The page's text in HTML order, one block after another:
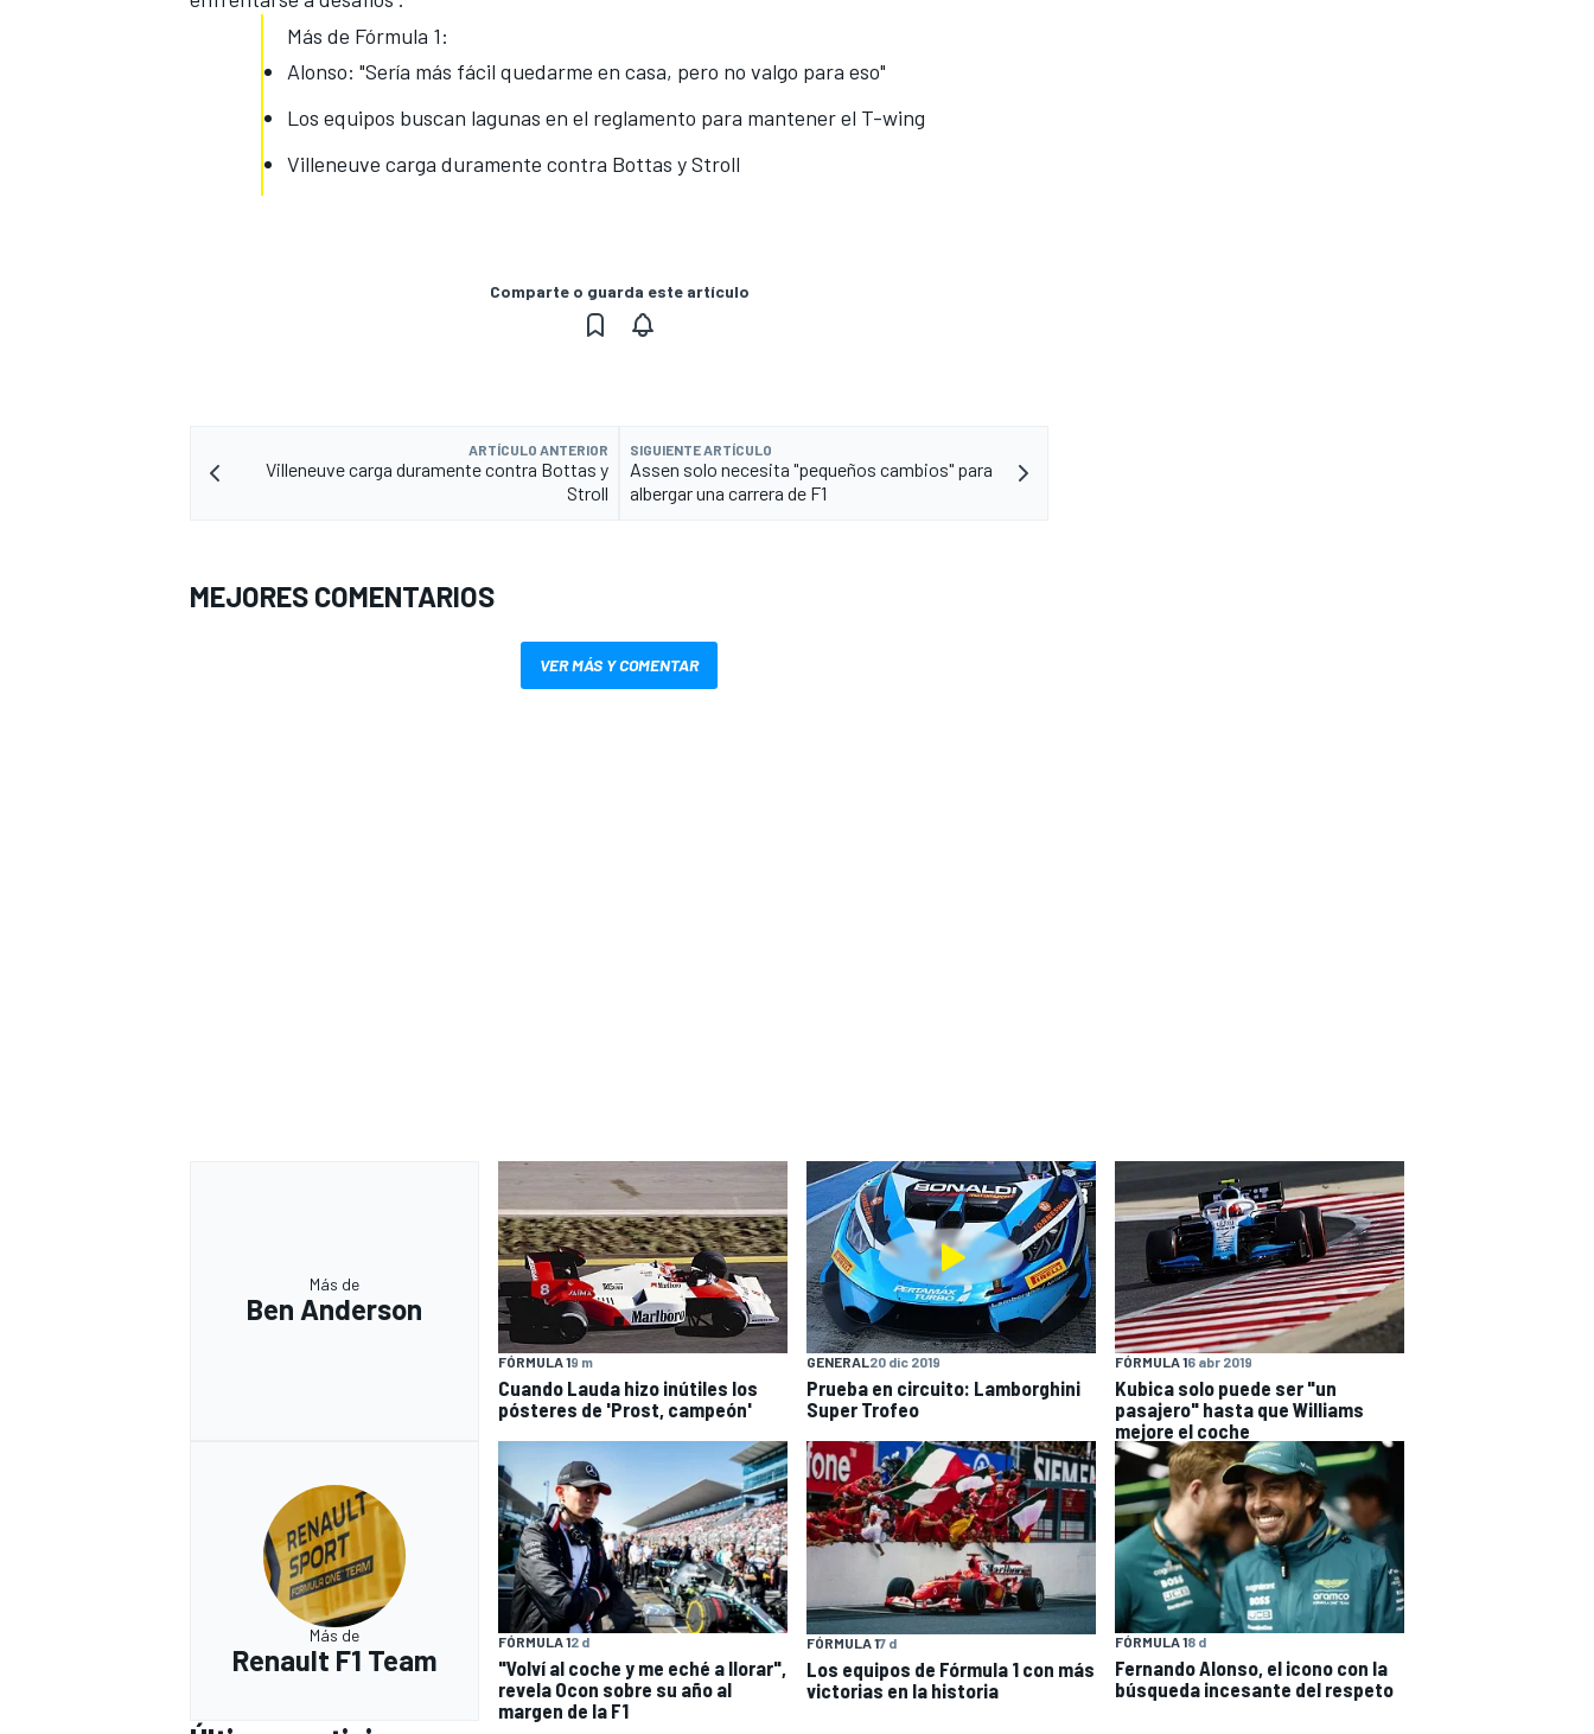
Más de Fórmula 1:
Alonso: "Sería más fácil quedarme en casa, pero no valgo para eso"
Los equipos buscan lagunas en el reglamento para mantener el T-wing
Villeneuve carga duramente contra Bottas y Stroll
Comparte o guarda este artículo
ARTÍCULO ANTERIOR
Villeneuve carga duramente contra Bottas y
Stroll
SIGUIENTE ARTÍCULO
Assen solo necesita "pequeños cambios" para
albergar una carrera de F1
MEJORES COMENTARIOS
VER MÁS Y COMENTAR
Más de
Ben Anderson
FÓRMULA 19 m
Cuando Lauda hizo inútiles los
pósteres de 'Prost, campeón'
GENERAL20 dic 2019
Prueba en circuito: Lamborghini
Super Trofeo
FÓRMULA 16 abr 2019
Kubica solo puede ser "un
pasajero" hasta que Williams
mejore el coche
Más de
Renault F1 Team
FÓRMULA 12 d
"Volví al coche y me eché a llorar",
revela Ocon sobre su año al
margen de la F1
FÓRMULA 17 d
Los equipos de Fórmula 1 con más
victorias en la historia
FÓRMULA 18 d
Fernando Alonso, el icono con la
búsqueda incesante del respeto